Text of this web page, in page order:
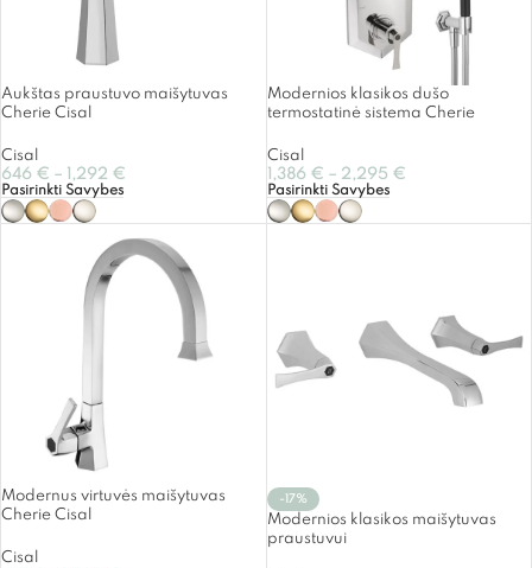
Aukštas praustuvo maišytuvas
Cherie Cisal
Cisal
646 € – 1,292 €
Pasirinkti Savybes
Modernios klasikos dušo
termostatinė sistema Cherie
Cisal
1,386 € – 2,295 €
Pasirinkti Savybes
Modernus virtuvės maišytuvas
Cherie Cisal
Cisal
-17%
Modernios klasikos maišytuvas
praustuvui